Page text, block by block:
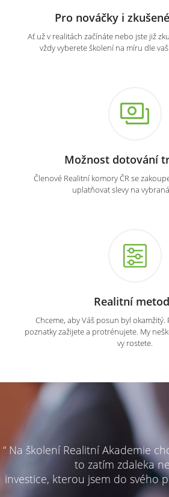
Pro nováčky i
Ať už v realitách začínáte nebo jste již
vždy vyberete školení na míru dle
Možnost dotování
Členové Realitní komory ČR se
uplatňovat slevy na
Realitní
Chceme, aby Váš posun byl
poznatky zažijete a protrénujete. My
vy rostete.
“ Na školení Realitní Akademie
to zatím zdaleka
investice, kterou jsem do svého